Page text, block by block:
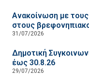
Ανακοίνωση με
στους
31/07/2026
Δημοτική
έως 30.8.26
29/07/2026